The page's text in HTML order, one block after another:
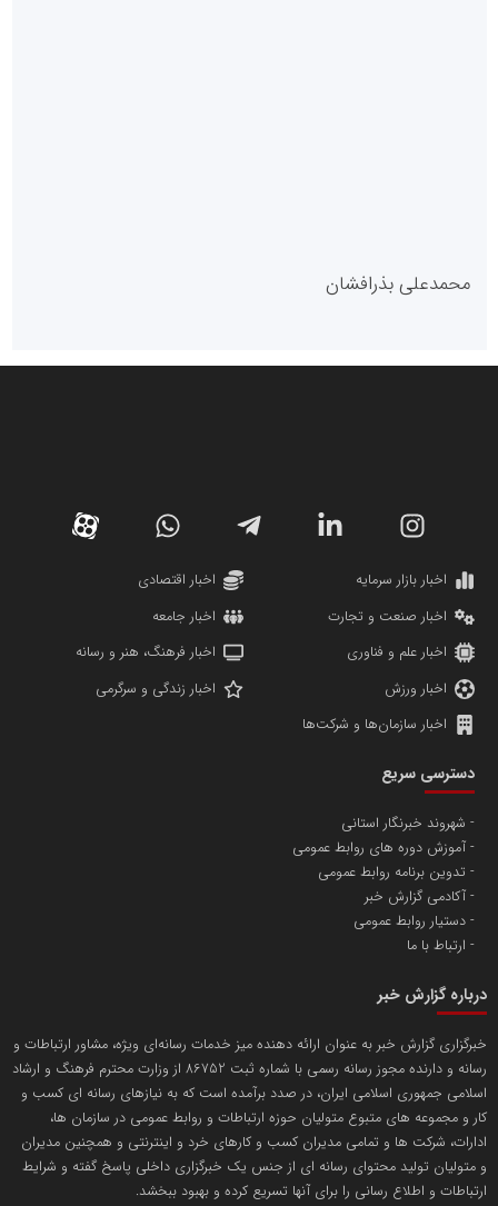
پایگاه خبری گفتمان یزد
دانشگاه سئوی ایران
پایگاه اطلاع رسانی اعتلای نهادهای مردمی
پایگاه اطلاع رسانی دریا و نفت
تامین آهن اسفنجی تولیدکنندگان فولاد در کشور
تریبون
انتشار گسترده محتوا در رسانه گزارش خبر
محمدعلی بذرافشان
مریم حاج نوروز نظری
مسعودصادقی
محمدعلی کرمعلی
اخبار بازار سرمایه
اخبار اقتصادی
اخبار صنعت و تجارت
اخبار جامعه
اخبار علم و فناوری
اخبار فرهنگ، هنر و رسانه
اخبار ورزش
اخبار زندگی و سرگرمی
اخبار سازمان‌ها و شرکت‌ها
دسترسی سریع
شهروند خبرنگار استانی
آموزش دوره های روابط عمومی
تدوین برنامه روابط عمومی
آکادمی گزارش خبر
دستیار روابط عمومی
ارتباط با ما
درباره گزارش خبر
خبرگزاری گزارش خبر به عنوان ارائه دهنده میز خدمات رسانه‌ای ویژه، مشاور ارتباطات و
رسانه و دارنده مجوز رسانه رسمی با شماره ثبت 86752 از وزارت محترم فرهنگ و ارشاد
اسلامی جمهوری اسلامی ایران، در صدد برآمده است که به نیازهای رسانه ای کسب و
کار و مجموعه های متبوع متولیان حوزه ارتباطات و روابط عمومی در سازمان ها،
ادارات، شرکت ها و تمامی مدیران کسب و کارهای خرد و اینترنتی و همچنین مدیران
و متولیان تولید محتوای رسانه ای از جنس یک خبرگزاری داخلی پاسخ گفته و شرایط
ارتباطات و اطلاع رسانی را برای آنها تسریع کرده و بهبود ببخشد.